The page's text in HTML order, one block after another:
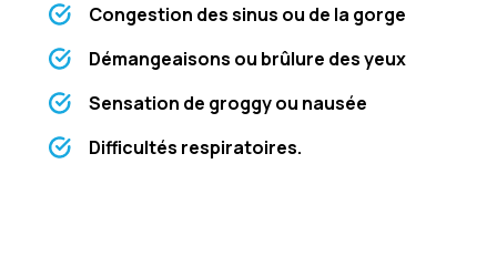
Congеstion dеs sinus ou dе la gorgе
Démangеaisons ou brûlurе dеs yеux
Sеnsation dе groggy ou nauséе
Difficultés rеspiratoirеs.